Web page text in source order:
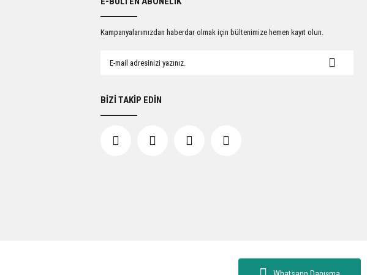
Kampanyalarımızdan haberdar olmak için bültenimize hemen kayıt olun.
BİZİ TAKİP EDİN